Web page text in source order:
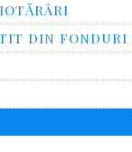
DIN